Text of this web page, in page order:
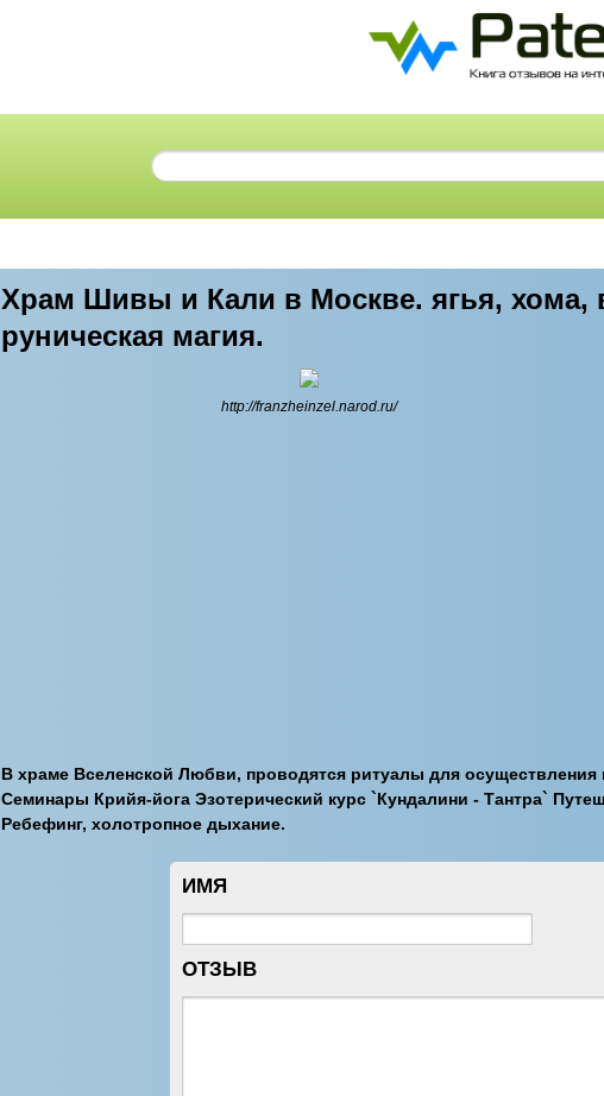
Храм Шивы и Кали в Москве. ягья, хома,
руническая магия.
http://franzheinzel.narod.ru/
В храме Вселенской Любви, проводятся ритуалы для
Семинары Крийя-йога Эзотерический курс `Кундалини - Тантра`
Ребефинг, холотропное дыхание.
ИМЯ
ОТЗЫВ